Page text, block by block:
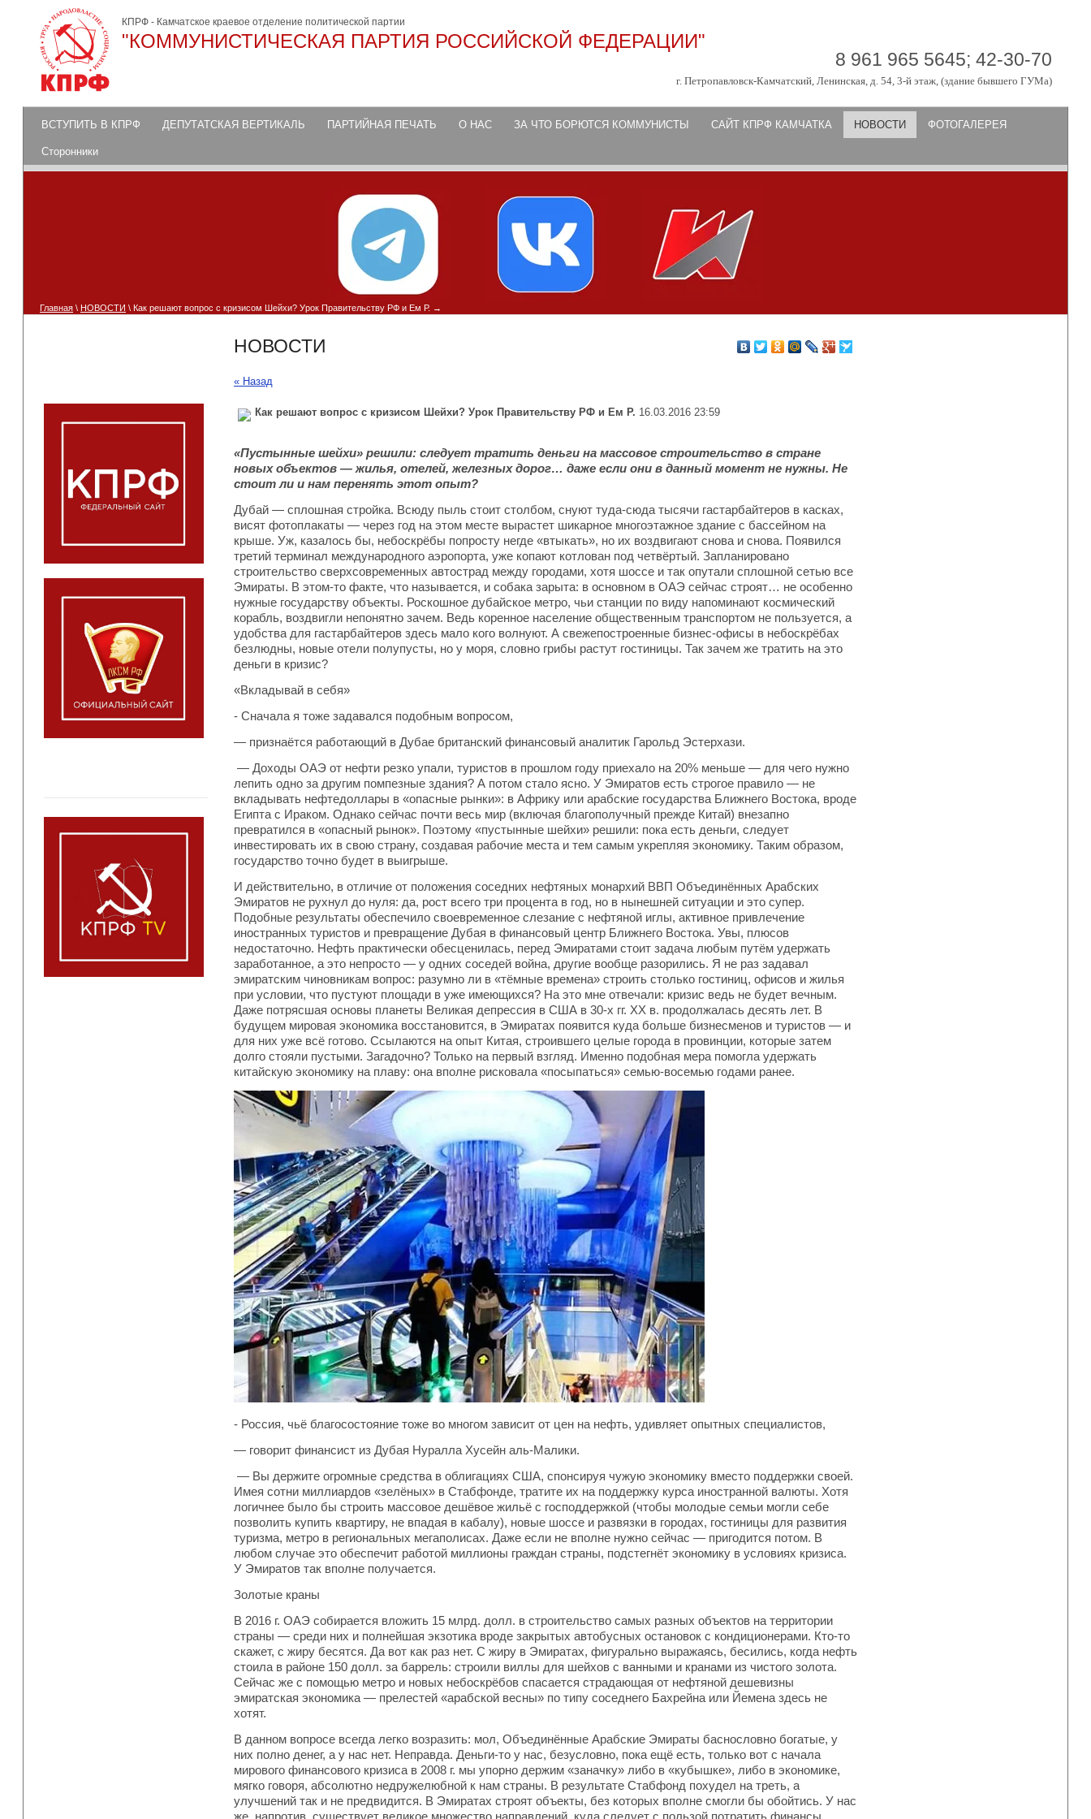
8 961 965 5645; 42-30-70
г. Петропавловск-Камчатский, Ленинская, д. 54, 3-й этаж, (здание бывшего ГУМа)
КПРФ - Камчатское краевое отделение политической партии
"КОММУНИСТИЧЕСКАЯ ПАРТИЯ РОССИЙСКОЙ ФЕДЕРАЦИИ"
ВСТУПИТЬ В КПРФ ДЕПУТАТСКАЯ ВЕРТИКАЛЬ ПАРТИЙНАЯ ПЕЧАТЬ О НАС ЗА ЧТО БОРЮТСЯ КОММУНИСТЫ САЙТ КПРФ КАМЧАТКА НОВОСТИ ФОТОГАЛЕРЕЯ
Сторонники
Главная \ НОВОСТИ \ Как решают вопрос с кризисом Шейхи? Урок Правительству РФ и Ем Р.
НОВОСТИ
« Назад
Как решают вопрос с кризисом Шейхи? Урок Правительству РФ и Ем Р. 16.03.2016 23:59
«Пустынные шейхи» решили: следует тратить деньги на массовое строительство в стране
новых объектов — жилья, отелей, железных дорог… даже если они в данный момент не нужны. Не
стоит ли и нам перенять этот опыт?
Дубай — сплошная стройка. Всюду пыль стоит столбом, снуют туда-сюда тысячи гастарбайтеров в касках,
висят фотоплакаты — через год на этом месте вырастет шикарное многоэтажное здание с бассейном на
крыше. Уж, казалось бы, небоскрёбы попросту негде «втыкать», но их воздвигают снова и снова. Появился
третий терминал международного аэропорта, уже копают котлован под четвёртый. Запланировано
строительство сверхсовременных автострад между городами, хотя шоссе и так опутали сплошной сетью все
Эмираты. В этом-то факте, что называется, и собака зарыта: в основном в ОАЭ сейчас строят… не особенно
нужные государству объекты. Роскошное дубайское метро, чьи станции по виду напоминают космический
корабль, воздвигли непонятно зачем. Ведь коренное население общественным транспортом не пользуется, а
удобства для гастарбайтеров здесь мало кого волнуют. А свежепостроенные бизнес-офисы в небоскрёбах
безлюдны, новые отели полупусты, но у моря, словно грибы растут гостиницы. Так зачем же тратить на это
деньги в кризис?
«Вкладывай в себя»
- Сначала я тоже задавался подобным вопросом,
— признаётся работающий в Дубае британский финансовый аналитик Гарольд Эстерхази.
— Доходы ОАЭ от нефти резко упали, туристов в прошлом году приехало на 20% меньше — для чего нужно
лепить одно за другим помпезные здания? А потом стало ясно. У Эмиратов есть строгое правило — не
вкладывать нефтедоллары в «опасные рынки»: в Африку или арабские государства Ближнего Востока, вроде
Египта с Ираком. Однако сейчас почти весь мир (включая благополучный прежде Китай) внезапно
превратился в «опасный рынок». Поэтому «пустынные шейхи» решили: пока есть деньги, следует
инвестировать их в свою страну, создавая рабочие места и тем самым укрепляя экономику. Таким образом,
государство точно будет в выигрыше.
И действительно, в отличие от положения соседних нефтяных монархий ВВП Объединённых Арабских
Эмиратов не рухнул до нуля: да, рост всего три процента в год, но в нынешней ситуации и это супер.
Подобные результаты обеспечило своевременное слезание с нефтяной иглы, активное привлечение
иностранных туристов и превращение Дубая в финансовый центр Ближнего Востока. Увы, плюсов
недостаточно. Нефть практически обесценилась, перед Эмиратами стоит задача любым путём удержать
заработанное, а это непросто — у одних соседей война, другие вообще разорились. Я не раз задавал
эмиратским чиновникам вопрос: разумно ли в «тёмные времена» строить столько гостиниц, офисов и жилья
при условии, что пустуют площади в уже имеющихся? На это мне отвечали: кризис ведь не будет вечным.
Даже потрясшая основы планеты Великая депрессия в США в 30-х гг. XX в. продолжалась десять лет. В
будущем мировая экономика восстановится, в Эмиратах появится куда больше бизнесменов и туристов — и
для них уже всё готово. Ссылаются на опыт Китая, строившего целые города в провинции, которые затем
долго стояли пустыми. Загадочно? Только на первый взгляд. Именно подобная мера помогла удержать
китайскую экономику на плаву: она вполне рисковала «посыпаться» семью-восемью годами ранее.
- Россия, чьё благосостояние тоже во многом зависит от цен на нефть, удивляет опытных специалистов,
— говорит финансист из Дубая Нуралла Хусейн аль-Малики.
— Вы держите огромные средства в облигациях США, спонсируя чужую экономику вместо поддержки своей.
Имея сотни миллиардов «зелёных» в Стабфонде, тратите их на поддержку курса иностранной валюты. Хотя
логичнее было бы строить массовое дешёвое жильё с господдержкой (чтобы молодые семьи могли себе
позволить купить квартиру, не впадая в кабалу), новые шоссе и развязки в городах, гостиницы для развития
туризма, метро в региональных мегаполисах. Даже если не вполне нужно сейчас — пригодится потом. В
любом случае это обеспечит работой миллионы граждан страны, подстегнёт экономику в условиях кризиса.
У Эмиратов так вполне получается.
Золотые краны
В 2016 г. ОАЭ собирается вложить 15 млрд. долл. в строительство самых разных объектов на территории
страны — среди них и полнейшая экзотика вроде закрытых автобусных остановок с кондиционерами. Кто-то
скажет, с жиру бесятся. Да вот как раз нет. С жиру в Эмиратах, фигурально выражаясь, бесились, когда нефть
стоила в районе 150 долл. за баррель: строили виллы для шейхов с ванными и кранами из чистого золота.
Сейчас же с помощью метро и новых небоскрёбов спасается страдающая от нефтяной дешевизны
эмиратская экономика — прелестей «арабской весны» по типу соседнего Бахрейна или Йемена здесь не
хотят.
В данном вопросе всегда легко возразить: мол, Объединённые Арабские Эмираты баснословно богатые, у
них полно денег, а у нас нет. Неправда. Деньги-то у нас, безусловно, пока ещё есть, только вот с начала
мирового финансового кризиса в 2008 г. мы упорно держим «заначку» либо в «кубышке», либо в экономике,
мягко говоря, абсолютно недружелюбной к нам страны. В результате Стабфонд похудел на треть, а
улучшений так и не предвидится. В Эмиратах строят объекты, без которых вполне смогли бы обойтись. У нас